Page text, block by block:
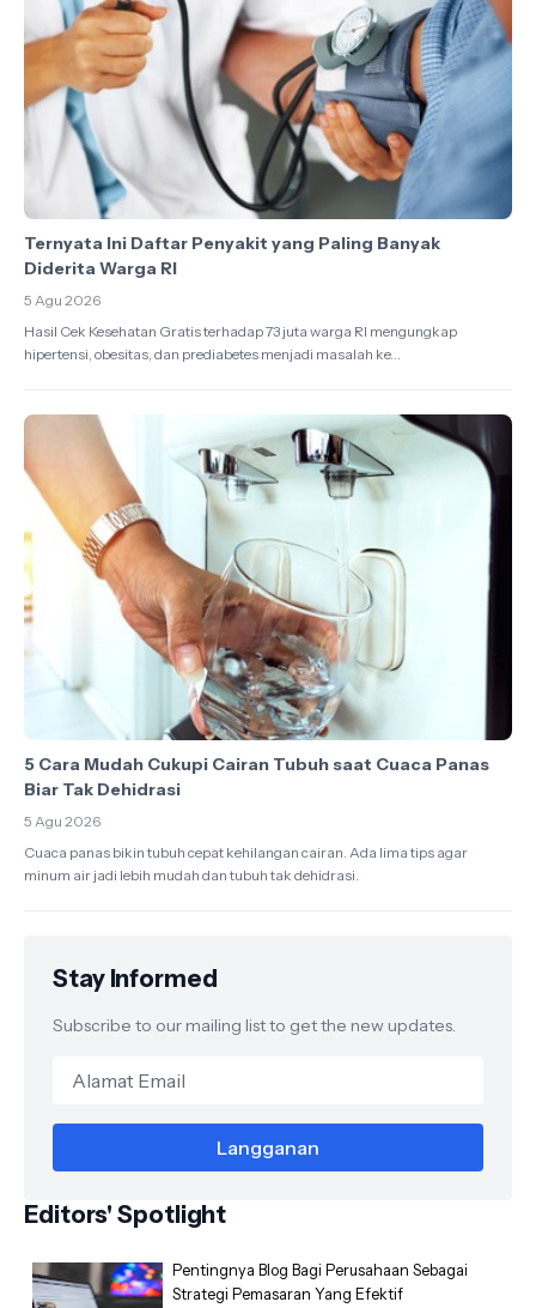
Ternyata Ini Daftar Penyakit yang Paling Banyak
Diderita Warga RI
5 Agu 2026
Hasil Cek Kesehatan Gratis terhadap 73 juta warga RI mengungkap
hipertensi, obesitas, dan prediabetes menjadi masalah ke...
5 Cara Mudah Cukupi Cairan Tubuh saat Cuaca Panas
Biar Tak Dehidrasi
5 Agu 2026
Cuaca panas bikin tubuh cepat kehilangan cairan. Ada lima tips agar
minum air jadi lebih mudah dan tubuh tak dehidrasi.
Stay Informed
Subscribe to our mailing list to get the new updates.
Editors' Spotlight
Pentingnya Blog Bagi Perusahaan Sebagai
Strategi Pemasaran Yang Efektif